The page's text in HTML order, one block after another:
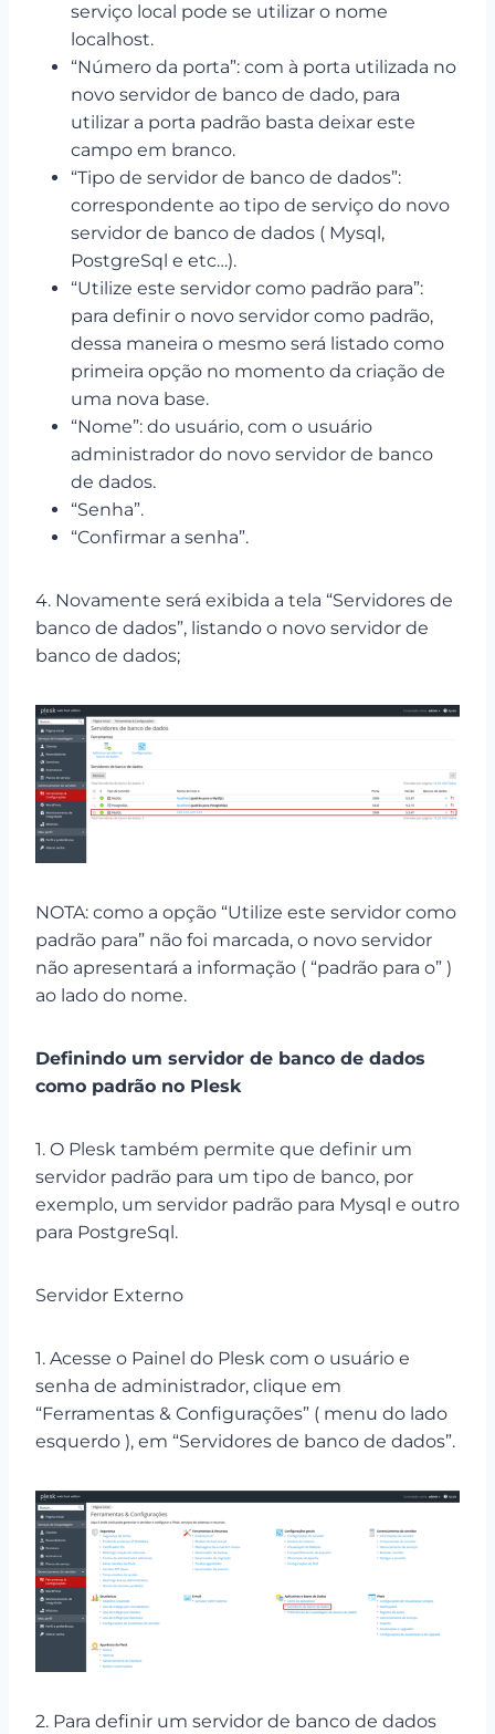
serviço local pode se utilizar o nome
localhost.
“Número da porta”: com à porta utilizada no
novo servidor de banco de dado, para
utilizar a porta padrão basta deixar este
campo em branco.
“Tipo de servidor de banco de dados”:
correspondente ao tipo de serviço do novo
servidor de banco de dados ( Mysql,
PostgreSql e etc…).
“Utilize este servidor como padrão para”:
para definir o novo servidor como padrão,
dessa maneira o mesmo será listado como
primeira opção no momento da criação de
uma nova base.
“Nome”: do usuário, com o usuário
administrador do novo servidor de banco
de dados.
“Senha”.
“Confirmar a senha”.
4. Novamente será exibida a tela “Servidores de
banco de dados”, listando o novo servidor de
banco de dados;
NOTA: como a opção “Utilize este servidor como
padrão para” não foi marcada, o novo servidor
não apresentará a informação ( “padrão para o” )
ao lado do nome.
Definindo um servidor de banco de dados
como padrão no Plesk
1. O Plesk também permite que definir um
servidor padrão para um tipo de banco, por
exemplo, um servidor padrão para Mysql e outro
para PostgreSql.
Servidor Externo
1. Acesse o Painel do Plesk com o usuário e
senha de administrador, clique em
“Ferramentas & Configurações” ( menu do lado
esquerdo ), em “Servidores de banco de dados”.
2. Para definir um servidor de banco de dados